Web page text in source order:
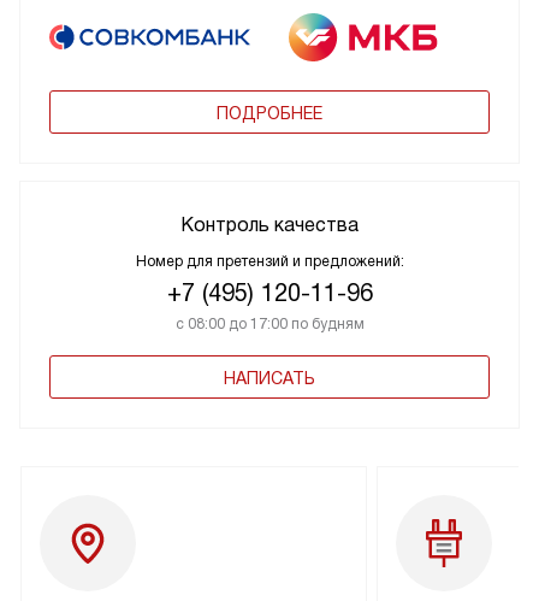
ПОДРОБНЕЕ
Контроль качества
Номер для претензий и предложений:
+7 (495) 120-11-96
с 08:00 до 17:00 по будням
НАПИСАТЬ